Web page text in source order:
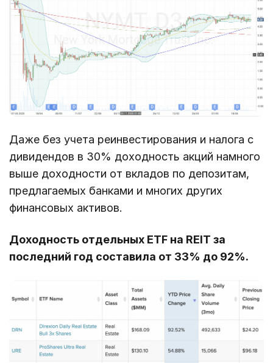
Даже без учета реинвестирования и налога с
дивидендов в 30% доходность акций намного
выше доходности от вкладов по депозитам,
предлагаемых банками и многих других
финансовых активов.
Доходность отдельных ETF на REIT за
последний год составила от 33% до 92%.